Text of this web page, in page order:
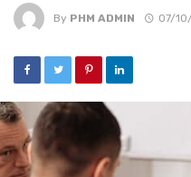
By PHM ADMIN 07/